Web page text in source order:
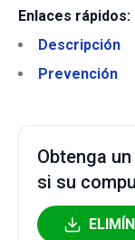
Enlaces rápidos:
Descripción
Prevención
Obtenga
si su